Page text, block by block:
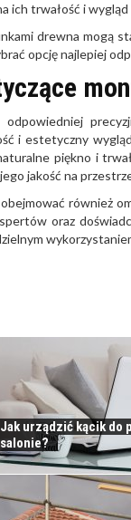
ich trwałość i
drewna mogą
opcję najlepiej
i estetyczny
piękno i
jakość na
również
oraz
Jak urządzić kącik do
salonie?